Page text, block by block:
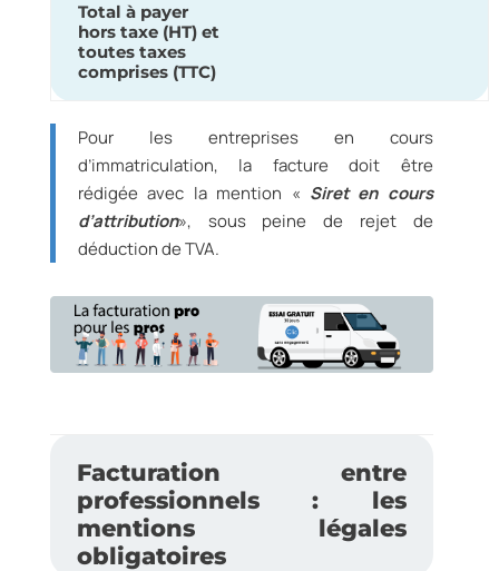
Total à payer
hors taxe (HT) et
toutes taxes
comprises (TTC)
Pour les entreprises en cours
d’immatriculation, la facture doit être
rédigée avec la mention « Siret en cours
d’attribution», sous peine de rejet de
déduction de TVA.
Facturation entre
professionnels : les
mentions légales
obligatoires